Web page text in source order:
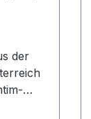
der